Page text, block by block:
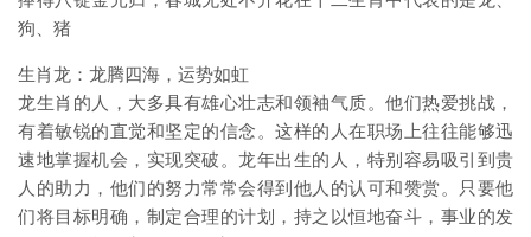
狗、猪
生肖龙：龙腾四海，运势如虹
龙生肖的人，大多具有雄心壮志和领袖气质。他们热爱挑战，
有着敏锐的直觉和坚定的信念。这样的人在职场上往往能够迅
速地掌握机会，实现突破。龙年出生的人，特别容易吸引到贵
人的助力，他们的努力常常会得到他人的认可和赞赏。只要他
们将目标明确，制定合理的计划，持之以恒地奋斗，事业的发